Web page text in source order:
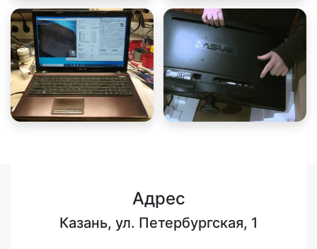
Адрес
Казань, ул. Петербургская, 1